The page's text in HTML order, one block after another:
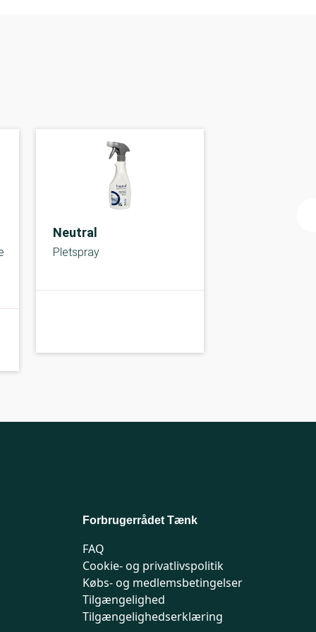
Neutral
Pletspray
Forbrugerrådet Tænk
FAQ
Cookie- og privatlivspolitik
Købs- og medlemsbetingelser
Tilgængelighed
Tilgængelighedserklæring